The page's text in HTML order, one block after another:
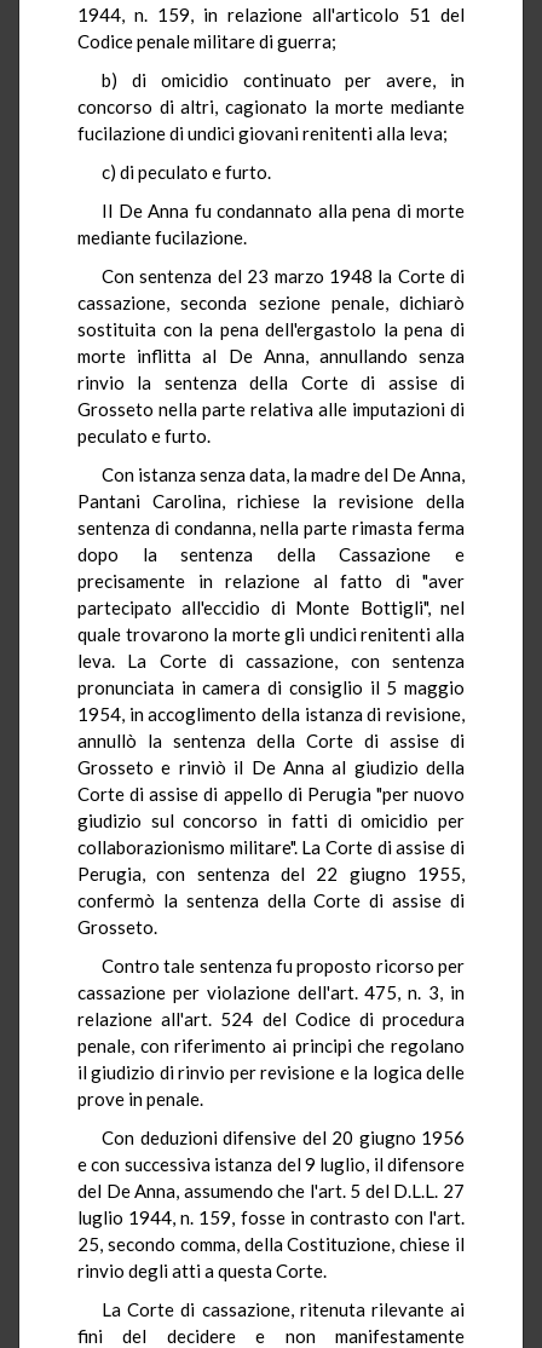
1944, n. 159, in relazione all'articolo 51 del
Codice penale militare di guerra;
b) di omicidio continuato per avere, in
concorso di altri, cagionato la morte mediante
fucilazione di undici giovani renitenti alla leva;
c) di peculato e furto.
Il De Anna fu condannato alla pena di morte
mediante fucilazione.
Con sentenza del 23 marzo 1948 la Corte di
cassazione, seconda sezione penale, dichiarò
sostituita con la pena dell'ergastolo la pena di
morte inflitta al De Anna, annullando senza
rinvio la sentenza della Corte di assise di
Grosseto nella parte relativa alle imputazioni di
peculato e furto.
Con istanza senza data, la madre del De Anna,
Pantani Carolina, richiese la revisione della
sentenza di condanna, nella parte rimasta ferma
dopo la sentenza della Cassazione e
precisamente in relazione al fatto di "aver
partecipato all'eccidio di Monte Bottigli", nel
quale trovarono la morte gli undici renitenti alla
leva. La Corte di cassazione, con sentenza
pronunciata in camera di consiglio il 5 maggio
1954, in accoglimento della istanza di revisione,
annullò la sentenza della Corte di assise di
Grosseto e rinviò il De Anna al giudizio della
Corte di assise di appello di Perugia "per nuovo
giudizio sul concorso in fatti di omicidio per
collaborazionismo militare". La Corte di assise di
Perugia, con sentenza del 22 giugno 1955,
confermò la sentenza della Corte di assise di
Grosseto.
Contro tale sentenza fu proposto ricorso per
cassazione per violazione dell'art. 475, n. 3, in
relazione all'art. 524 del Codice di procedura
penale, con riferimento ai principi che regolano
il giudizio di rinvio per revisione e la logica delle
prove in penale.
Con deduzioni difensive del 20 giugno 1956
e con successiva istanza del 9 luglio, il difensore
del De Anna, assumendo che l'art. 5 del D.L.L. 27
luglio 1944, n. 159, fosse in contrasto con l'art.
25, secondo comma, della Costituzione, chiese il
rinvio degli atti a questa Corte.
La Corte di cassazione, ritenuta rilevante ai
fini del decidere e non manifestamente